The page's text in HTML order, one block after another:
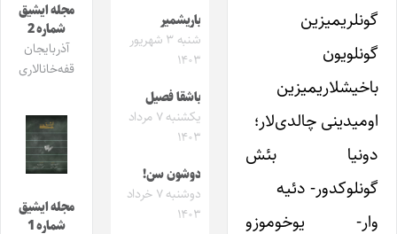
گونلریمیزین
گونلویون
باخیشلاریمیزین
اومیدینی چالدی‌لار؛
دونیا بئش
گونلوکدور- دئیه
وار- یوخوموزو
باریشمیر
شنبه ۳ شهریور
۱۴۰۳
باشقا فصیل
یکشنبه ۷ مرداد
۱۴۰۳
دوشون سن!
دوشنبه ۷ خرداد
۱۴۰۳
مجله ایشیق
شماره 2
آذربایجان
قفه‌خانالاری
مجله ایشیق
شماره 1